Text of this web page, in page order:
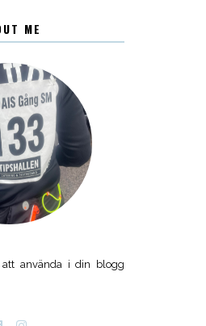
ME
använda i din blogg